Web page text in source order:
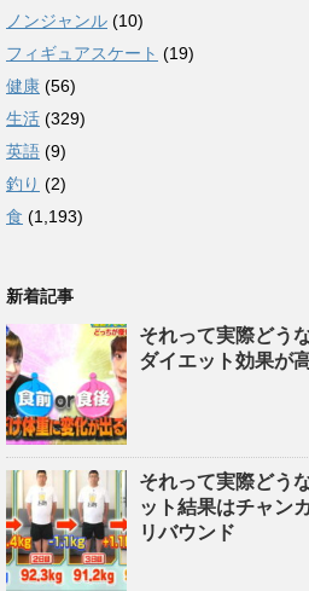
ノンジャンル (10)
フィギュアスケート (19)
健康 (56)
生活 (329)
英語 (9)
釣り (2)
食 (1,193)
新着記事
それって実際どう
ダイエット効果が
それって実際どう
ット結果はチャン
リバウンド